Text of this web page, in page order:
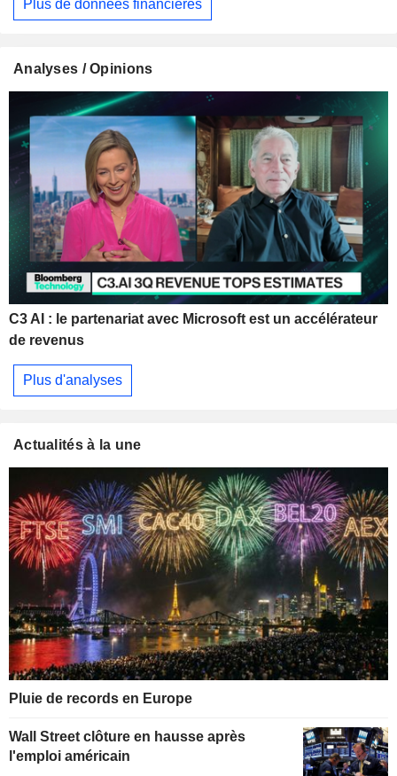
Plus de données financières
Analyses / Opinions
C3 AI : le partenariat avec Microsoft est un accélérateur
de revenus
Plus d'analyses
Actualités à la une
Pluie de records en Europe
Wall Street clôture en hausse après
l'emploi américain